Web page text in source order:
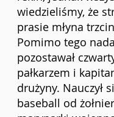
wiedzieliśmy, że
prasie młyna
Pomimo tego
pozostawał
pałkarzem i
drużyny. Nauczył
baseball od